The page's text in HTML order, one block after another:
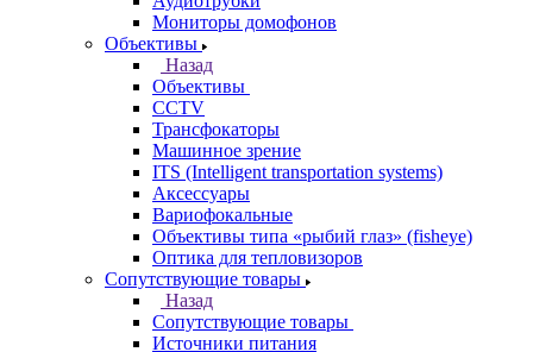
Мониторы домофонов
Объективы
Назад
Объективы
CCTV
Трансфокаторы
Машинное зрение
ITS (Intelligent transportation systems)
Аксессуары
Вариофокальные
Объективы типа «рыбий глаз» (fisheye)
Оптика для тепловизоров
Сопутствующие товары
Назад
Сопутствующие товары
Источники питания